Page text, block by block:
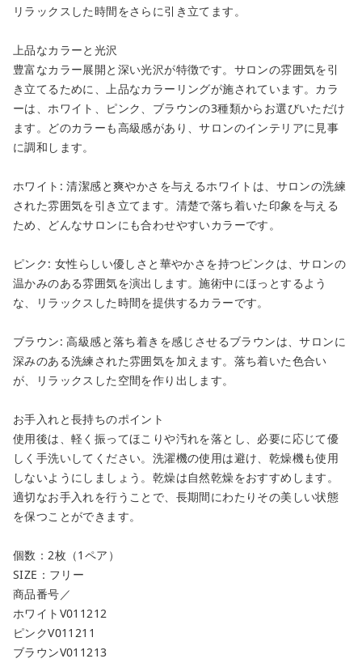
リラックスした時間をさらに引き立てます。
上品なカラーと光沢
豊富なカラー展開と深い光沢が特徴です。サロンの雰囲気を引
き立てるために、上品なカラーリングが施されています。カラ
ーは、ホワイト、ピンク、ブラウンの3種類からお選びいただけ
ます。どのカラーも高級感があり、サロンのインテリアに見事
に調和します。
ホワイト: 清潔感と爽やかさを与えるホワイトは、サロンの洗練
された雰囲気を引き立てます。清楚で落ち着いた印象を与える
ため、どんなサロンにも合わせやすいカラーです。
ピンク: 女性らしい優しさと華やかさを持つピンクは、サロンの
温かみのある雰囲気を演出します。施術中にほっとするよう
な、リラックスした時間を提供するカラーです。
ブラウン: 高級感と落ち着きを感じさせるブラウンは、サロンに
深みのある洗練された雰囲気を加えます。落ち着いた色合い
が、リラックスした空間を作り出します。
お手入れと長持ちのポイント
使用後は、軽く振ってほこりや汚れを落とし、必要に応じて優
しく手洗いしてください。洗濯機の使用は避け、乾燥機も使用
しないようにしましょう。乾燥は自然乾燥をおすすめします。
適切なお手入れを行うことで、長期間にわたりその美しい状態
を保つことができます。
個数：2枚（1ペア）
SIZE：フリー
商品番号／
ホワイトV011212
ピンクV011211
ブラウンV011213